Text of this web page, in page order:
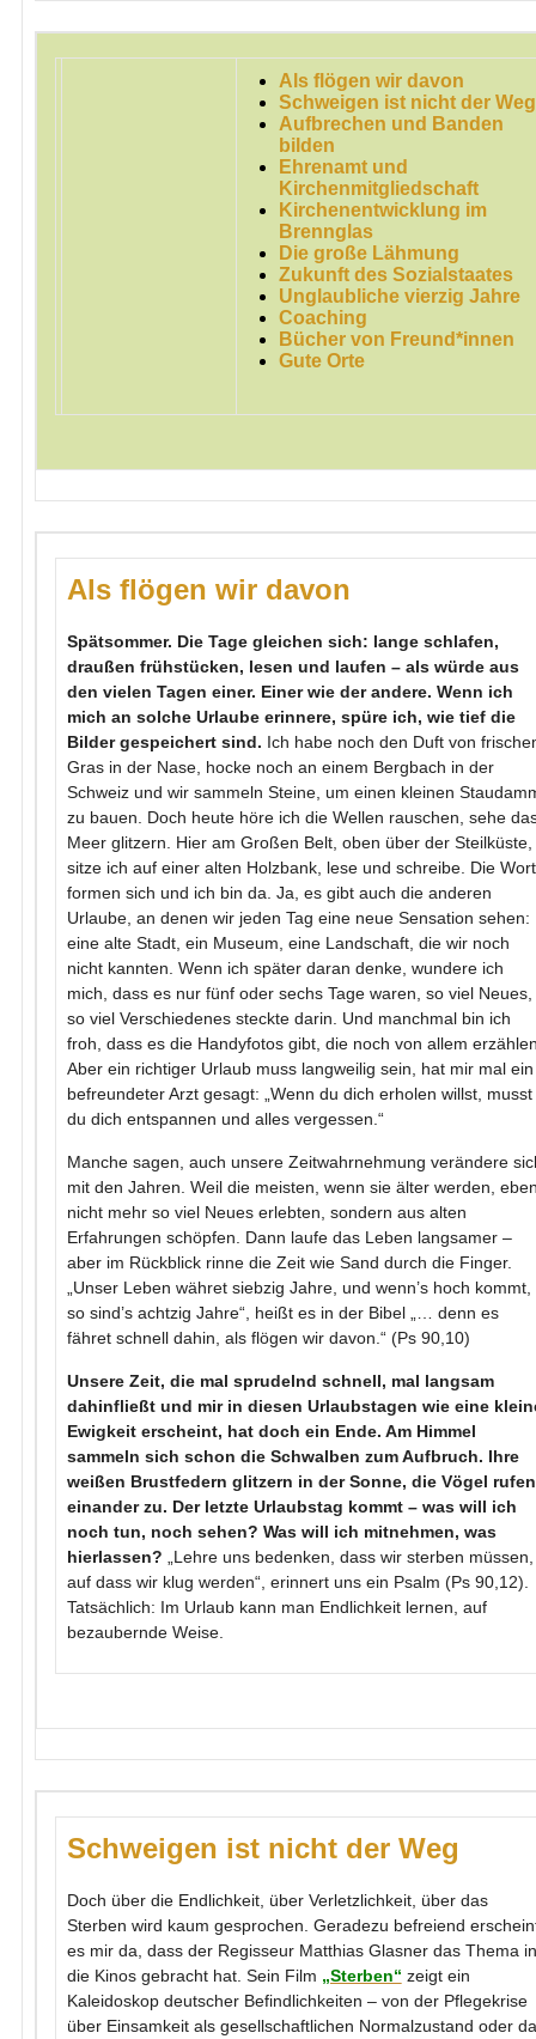
Al s flögen wir davon
Schweigen ist nicht der Weg
Aufbrechen und Banden
bilden
Ehrenamt und
Kirchenmitgliedschaft
Kirchenentwicklung im
Brennglas
Die große Lähmung
Zukunft des Sozialstaates
Unglaubliche vierzig Jahre
Coaching
Bücher von Freund*innen
Gute Orte
Als flögen wir davon
Spätsommer. Die Tage gleichen sich: lange schlafen,
draußen frühstücken, lesen und laufen – als würde aus
den vielen Tagen einer. Einer wie der andere. Wenn ich
mich an solche Urlaube erinnere, spüre ich, wie tief die
Bilder gespeichert sind. Ich habe noch den Duft von
Gras in der Nase, hocke noch an einem Bergbach in der
Schweiz und wir sammeln Steine, um einen kleinen
zu bauen. Doch heute höre ich die Wellen rauschen, sehe
Meer glitzern. Hier am Großen Belt, oben über der Steilküste,
sitze ich auf einer alten Holzbank, lese und schreibe. Die
formen sich und ich bin da. Ja, es gibt auch die anderen
Urlaube, an denen wir jeden Tag eine neue Sensation sehen:
eine alte Stadt, ein Museum, eine Landschaft, die wir noch
nicht kannten. Wenn ich später daran denke, wundere ich
mich, dass es nur fünf oder sechs Tage waren, so viel Neues,
so viel Verschiedenes steckte darin. Und manchmal bin ich
froh, dass es die Handyfotos gibt, die noch von allem
Aber ein richtiger Urlaub muss langweilig sein, hat mir mal ein
befreundeter Arzt gesagt: „Wenn du dich erholen willst, musst
du dich entspannen und alles vergessen.“
Manche sagen, auch unsere Zeitwahrnehmung verändere
mit den Jahren. Weil die meisten, wenn sie älter werden,
nicht mehr so viel Neues erlebten, sondern aus alten
Erfahrungen schöpfen. Dann laufe das Leben langsamer –
aber im Rückblick rinne die Zeit wie Sand durch die Finger.
„Unser Leben währet siebzig Jahre, und wenn’s hoch kommt,
so sind’s achtzig Jahre“, heißt es in der Bibel „… denn es
fähret schnell dahin, als flögen wir davon.“ (Ps 90,10)
Unsere Zeit, die mal sprudelnd schnell, mal langsam
dahinfließt und mir in diesen Urlaubstagen wie eine
Ewigkeit erscheint, hat doch ein Ende. Am Himmel
sammeln sich schon die Schwalben zum Aufbruch. Ihre
weißen Brustfedern glitzern in der Sonne, die Vögel rufen
einander zu. Der letzte Urlaubstag kommt – was will ich
noch tun, noch sehen? Was will ich mitnehmen, was
hierlassen? „Lehre uns bedenken, dass wir sterben müssen,
auf dass wir klug werden“, erinnert uns ein Psalm (Ps 90,12).
Tatsächlich: Im Urlaub kann man Endlichkeit lernen, auf
bezaubernde Weise.
Schweigen ist nicht der Weg
Doch über die Endlichkeit, über Verletzlichkeit, über das
Sterben wird kaum gesprochen. Geradezu befreiend
es mir da, dass der Regisseur Matthias Glasner das Thema in
die Kinos gebracht hat. Sein Film „Sterben“ zeigt ein
Kaleidoskop deutscher Befindlichkeiten – von der Pflegekrise
über Einsamkeit als gesellschaftlichen Normalzustand oder